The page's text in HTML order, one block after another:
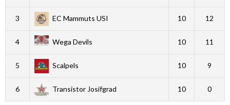
3 EC Mammuts USI 10 12
4 Wega Devils 10 11
5 Scalpels 10 9
6 Transistor Josifgrad 10 0